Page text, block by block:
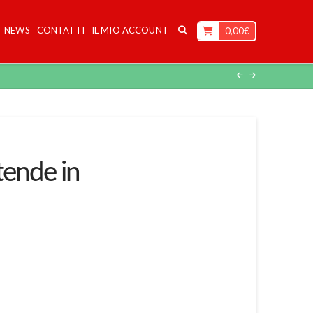
NEWS CONTATTI IL MIO ACCOUNT 0,00€
in